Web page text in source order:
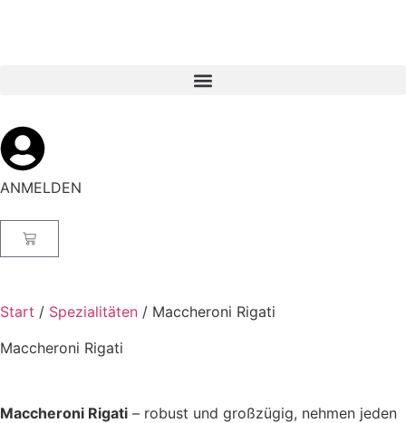
ANMELDEN
Start / Spezialitäten / Maccheroni Rigati
Maccheroni Rigati
Maccheroni Rigati – robust und großzügig, nehmen jeden